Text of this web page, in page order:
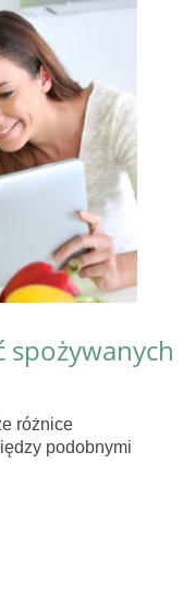
spożywanych
różnice
podobnymi